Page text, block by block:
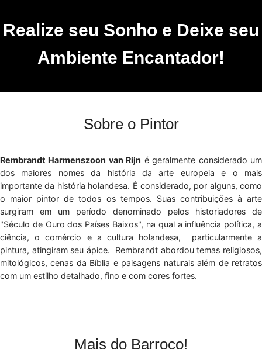
Realize seu Sonho e Deixe seu
Ambiente Encantador!
Sobre o Pintor
Rembrandt Harmenszoon van Rijn é geralmente considerado um
dos maiores nomes da história da arte europeia e o mais
importante da história holandesa. É considerado, por alguns, como
o maior pintor de todos os tempos. Suas contribuições à arte
surgiram em um período denominado pelos historiadores de
"Século de Ouro dos Países Baixos", na qual a influência política, a
ciência, o comércio e a cultura holandesa, particularmente a
pintura, atingiram seu ápice. Rembrandt abordou temas religiosos,
mitológicos, cenas da Bíblia e paisagens naturais além de retratos
com um estilho detalhado, fino e com cores fortes.
Mais do Barroco!